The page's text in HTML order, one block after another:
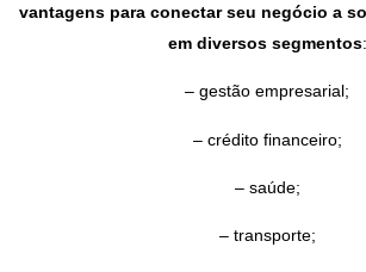
vantagens para conectar seu negócio a
em diversos segmentos:
– gestão empresarial;
– crédito financeiro;
– saúde;
– transporte;